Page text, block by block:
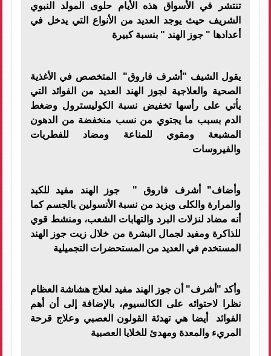
تنتشر في الأسواق هذه الأيام حلوى المولد النبوي
الشريف حيث يوجد العديد من الأنواع التي يدخل في
أعدادها " جوز الهند " بنسبة كبيرة
يقول الشيف "أشرف فاروق" المتخصص في الأغذية
الصحية والعلاجية لجوز الهند العديد من الفوائد التي
يأتي على رأسها تخفيض نسبة الكوليسترول وضغط
الدم بسبب ما يجتوي من نسب منخفضة من الدهون
المشبعة ومقوي للمناعة ومضاد للفطريات
والفيروسات
وأضاف" أشرف فاروق " جوز الهند مفيد للكبد
والمرارة والكلى ويزيد من نسبة الأنسولين بالجسم كما
أنه مضاد لنزلات البرد والتهابات الشعب، ومنشط قوي
للذاكرة ومفيد لجمال البشرة من خلال زيت جوز الهند
المستخدم في العديد من المستحضرات التجميلية
وأكد "أشرف" أن جوز الهند مفيد لعلاج هشاشة العظام
نظرا لاحتوائه على الكالسيوم، بالإضافة إلى أن أهم
الفوائد أيضا هي تهدئة القولون العصبي وعلاج قرحة
المريء والمعدة ومهدئ للخلايا العصبية